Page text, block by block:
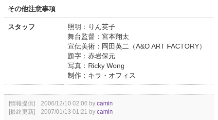
その他注意事項
スタッフ
照明：りん英子
舞台監督：宮本翔太
宣伝美術：岡田英二（A&O ART FACTORY）
題字：赤岩保元
写真：Ricky Wong
制作：キラ・オフィス
[情報提供] 2006/12/10 02:06 by camin
[最終更新] 2007/01/13 01:21 by camin